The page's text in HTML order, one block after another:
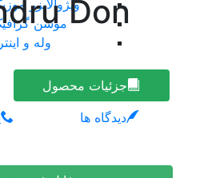
ویژوالایزر
موشن
وله و
تیزر تبلیغاتی
Don
جزئیات محصول
دیدگاه ها